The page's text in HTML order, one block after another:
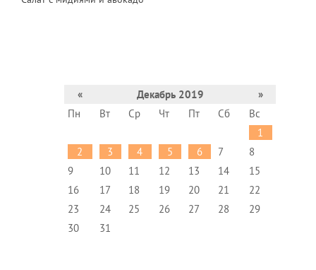
« Декабрь 2019
»
Пн
Вт Ср Чт Пт Сб
Вс
1
2
3 4 5 6 7
8
9
10 11 12 13 14
15
16
17 18 19 20 21
22
23
24 25 26 27 28
29
30
31